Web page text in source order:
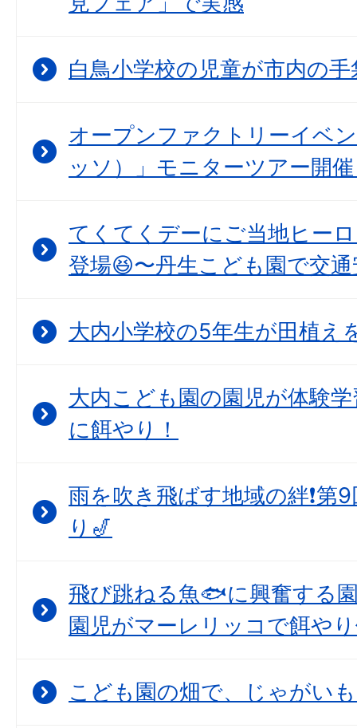
白鳥小学校の児童が市内の
オープンファクトリーイベ
ッソ）」モニターツアー開
てくてくデーにご当地ヒー
登場😆〜丹生こども園で交
大内小学校の5年生が田植え
大内こども園の園児が体験
に餌やり！
雨を吹き飛ばす地域の絆❗第
り🎷
飛び跳ねる魚🐟に興奮する
園児がマーレリッコで餌や
こども園の畑で、じゃがい